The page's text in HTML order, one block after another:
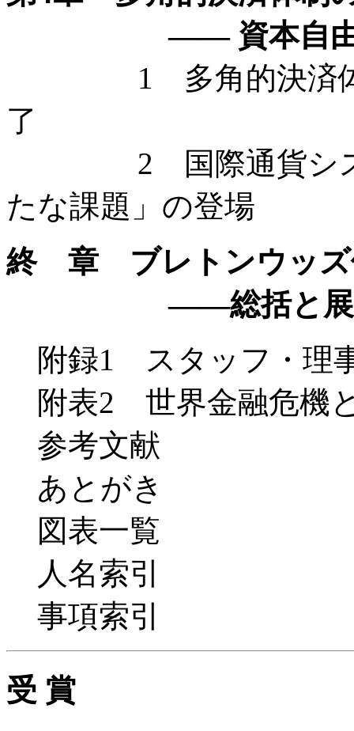
—— 資本自由化の
1 多角的決済体制
了
2 国際通貨システ
たな課題」の登場
終 章 ブレトンウッズ
——総括と展
附録1 スタッフ・理
附表2 世界金融危機
参考文献
あとがき
図表一覧
人名索引
事項索引
受 賞